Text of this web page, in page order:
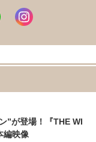
”が登場！『THE WI
映像